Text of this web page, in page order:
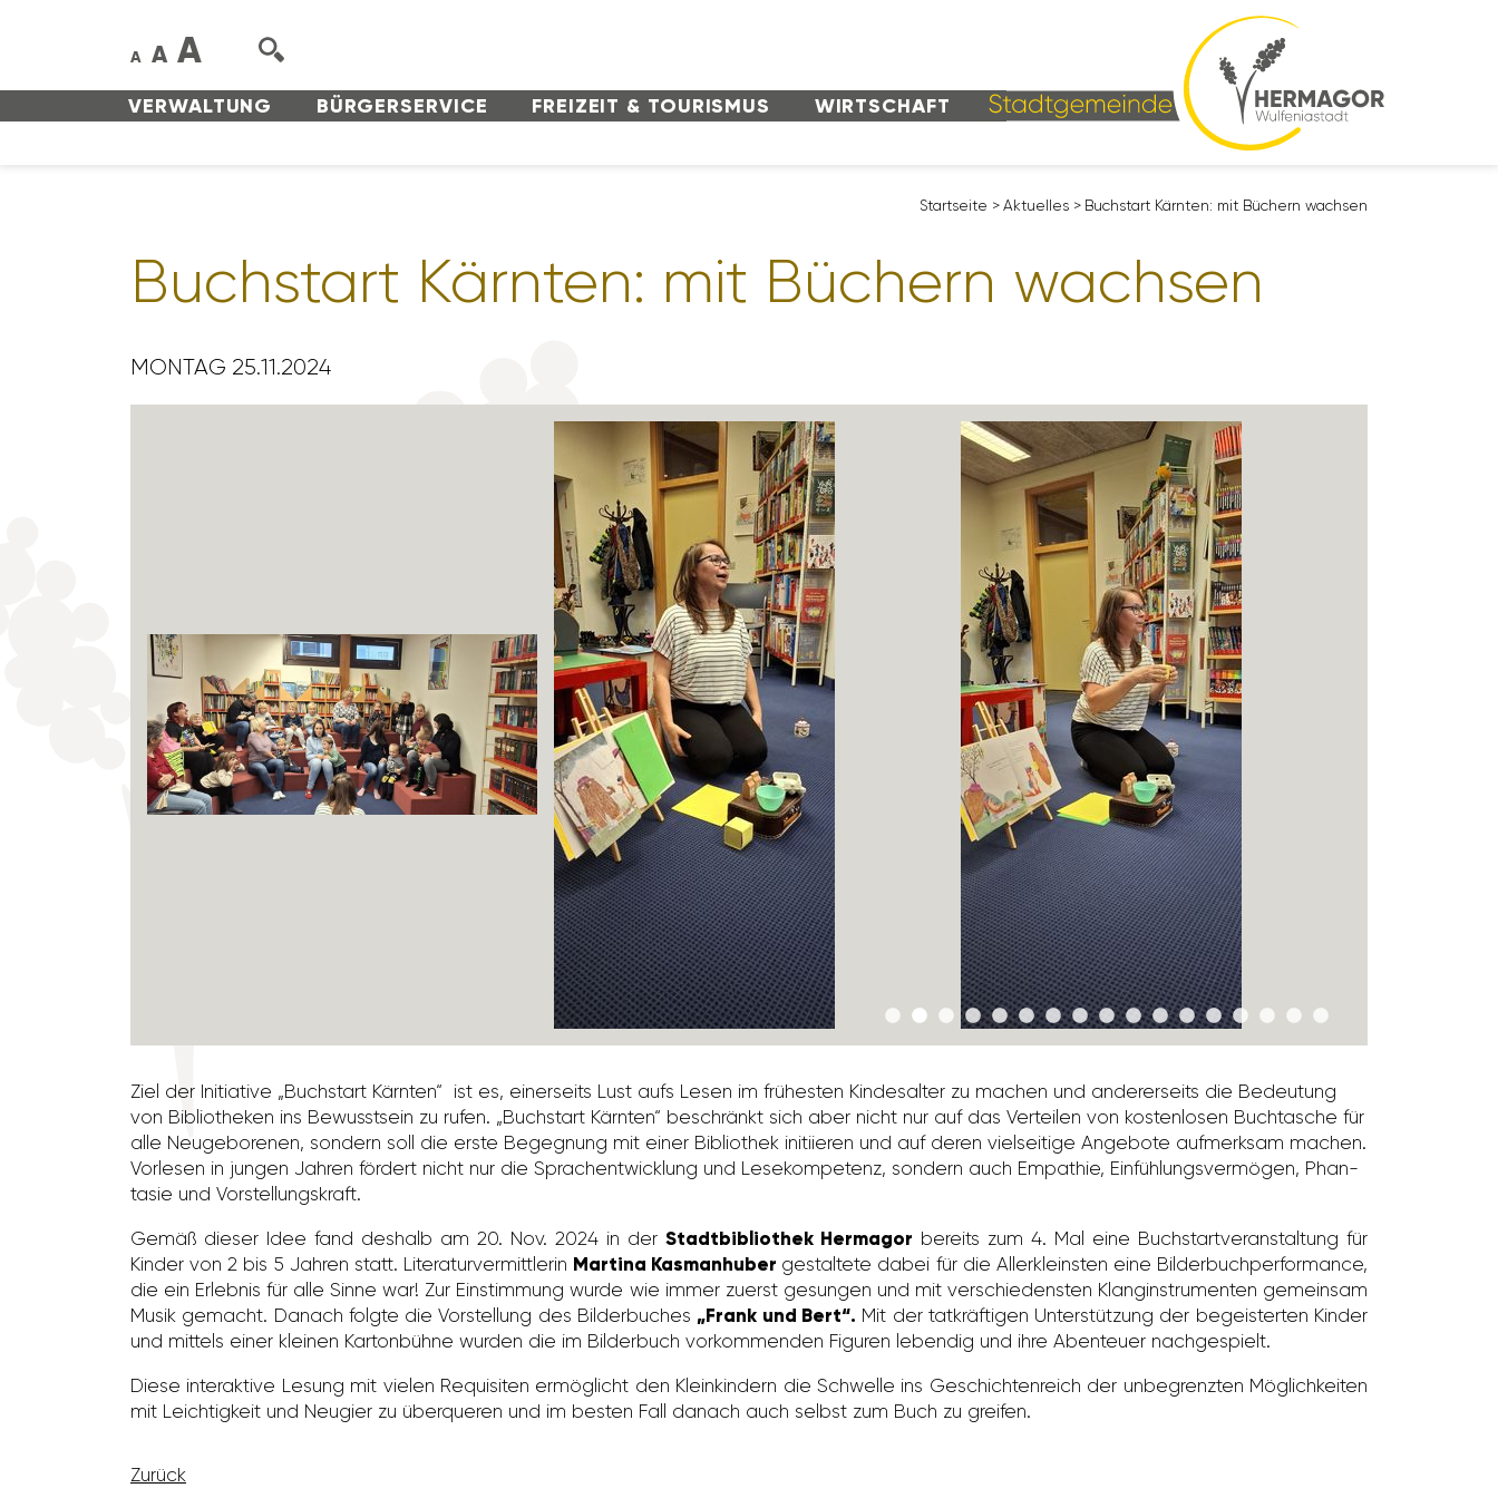
VERWAL­TUNG BÜRGER­SERVICE FREI­ZEIT & TOURISMUS WIRT­SCHAFT
A A A
Start­seite > Aktu­elles > Buch­start Kärnten: mit Büchern wachsen
Buch­start Kärnten: mit Büchern wachsen
MONTAG 25.11.2024
Ziel der Initia­tive „Buch­start Kärnten“ ist es, einer­seits Lust aufs Lesen im frühesten Kindes­alter zu machen und ande­rer­seits die Bedeu­tung
von Biblio­theken ins Bewusst­sein zu rufen. „Buch­start Kärnten“ beschränkt sich aber nicht nur auf das Verteilen von kosten­losen Buch­ta­sche für
alle Neuge­bo­renen, sondern soll die erste Begeg­nung mit einer Biblio­thek initi­ieren und auf deren viel­sei­tige Ange­bote aufmerksam machen.
Vorlesen in jungen Jahren fördert nicht nur die Sprach­ent­wick­lung und Lese­kom­pe­tenz, sondern auch Empa­thie, Einfüh­lungs­ver­mögen, Phan­
tasie und Vorstel­lungs­kraft.
Gemäß dieser Idee fand deshalb am 20. Nov. 2024 in der Stadtbibliothek Hermagor bereits zum 4. Mal eine Buch­start­ver­an­stal­tung für
Kinder von 2 bis 5 Jahren statt. Lite­ra­tur­ver­mitt­lerin Martina Kasmanhuber gestal­tete dabei für die Aller­kleinsten eine Bilder­buch­per­for­mance,
die ein Erlebnis für alle Sinne war! Zur Einstim­mung wurde wie immer zuerst gesungen und mit verschie­densten Klang­in­stru­menten gemeinsam
Musik gemacht. Danach folgte die Vorstel­lung des Bilder­bu­ches „Frank und Bert“. Mit der tatkräf­tigen Unter­stüt­zung der begeis­terten Kinder
und mittels einer kleinen Karton­bühne wurden die im Bilder­buch vorkom­menden Figuren lebendig und ihre Aben­teuer nach­ge­spielt.
Diese inter­ak­tive Lesung mit vielen Requi­siten ermög­licht den Klein­kin­dern die Schwelle ins Geschich­ten­reich der unbe­grenzten Möglich­keiten
mit Leich­tig­keit und Neugier zu über­queren und im besten Fall danach auch selbst zum Buch zu greifen.
Zurück